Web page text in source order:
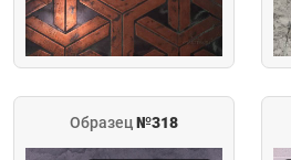
Образец№318